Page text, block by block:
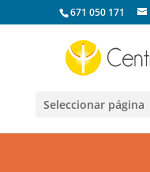
671 050 171
Seleccionar página